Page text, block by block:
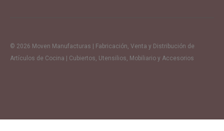
© 2026 Moven Manufacturas | Fabricación, Venta y Distribución de
Artículos de Cocina | Cubiertos, Utensilios, Mobiliario y Accesorios